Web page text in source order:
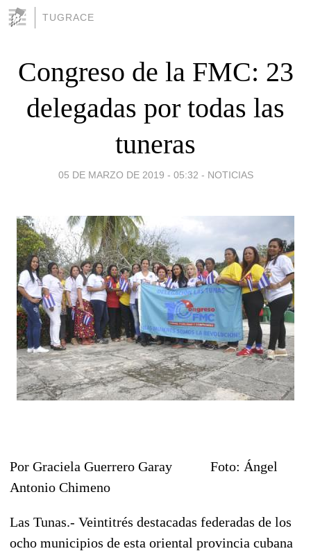
TUGRACE
Congreso de la FMC: 23
delegadas por todas las
tuneras
05 DE MARZO DE 2019 - 05:32 - NOTICIAS
Por Graciela Guerrero Garay Foto: Ángel
Antonio Chimeno
Las Tunas.- Veintitrés destacadas federadas de los
ocho municipios de esta oriental provincia cubana